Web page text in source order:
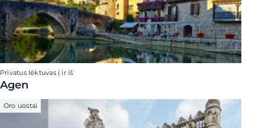
Privatus lėktuvas į ir iš
Agen
Oro uostai